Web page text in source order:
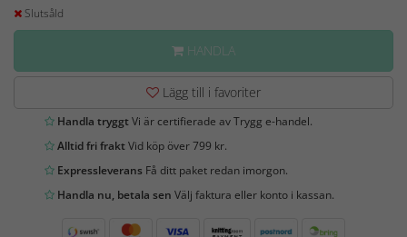
Slutsåld
HANDLA
Lägg till i favoriter
Handla tryggtVi är certifierade av Trygg e-handel.
Alltid fri fraktVid köp över 799 kr.
Expressleverans Få ditt paket redan imorgon.
Handla nu, betala sen Välj faktura eller konto i kassan.